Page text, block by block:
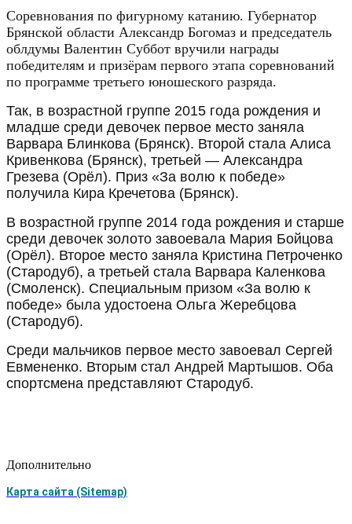
Соревнования по фигурному катанию. Губернатор
Брянской области Александр Богомаз и председатель
облдумы Валентин Суббот вручили награды
победителям и призёрам первого этапа соревнований
по программе третьего юношеского разряда.
Так, в возрастной группе 2015 года рождения и
младше среди девочек первое место заняла
Варвара Блинкова (Брянск). Второй стала Алиса
Кривенкова (Брянск), третьей — Александра
Грезева (Орёл). Приз «За волю к победе»
получила Кира Кречетова (Брянск).
В возрастной группе 2014 года рождения и старше
среди девочек золото завоевала Мария Бойцова
(Орёл). Второе место заняла Кристина Петроченко
(Стародуб), а третьей стала Варвара Каленкова
(Смоленск). Специальным призом «За волю к
победе» была удостоена Ольга Жеребцова
(Стародуб).
Среди мальчиков первое место завоевал Сергей
Евмененко. Вторым стал Андрей Мартышов. Оба
спортсмена представляют Стародуб.
Дополнительно
Карта сайта (Sitemap)